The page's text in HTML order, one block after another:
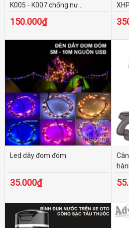
K005 - K007 chống nư...
150.000₫
Led dây đom đóm
35.000₫